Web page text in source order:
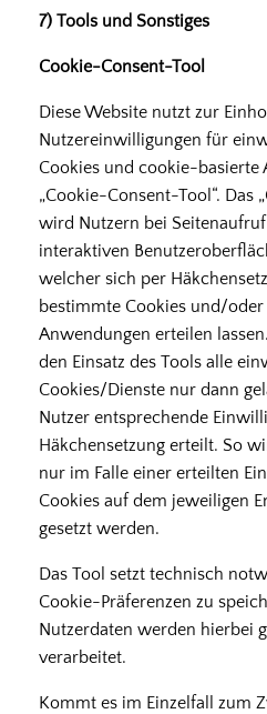
7) Tools und Sonstiges
Cookie-Consent-Tool
Diese Website nutzt zur
Nutzereinwilligungen für
Cookies und cookie-basierte
„Cookie-Consent-Tool“. Das
wird Nutzern bei
interaktiven
welcher sich per
bestimmte Cookies und/
Anwendungen erteilen
den Einsatz des Tools alle
Cookies/Dienste nur dann
Nutzer entsprechende
Häkchensetzung erteilt. So
nur im Falle einer erteilten
Cookies auf dem jeweiligen
gesetzt werden.
Das Tool setzt technisch
Cookie-Präferenzen zu
Nutzerdaten werden hierbei
verarbeitet.
Kommt es im Einzelfall zum